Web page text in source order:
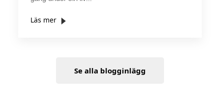
Läs mer
Se alla blogginlägg